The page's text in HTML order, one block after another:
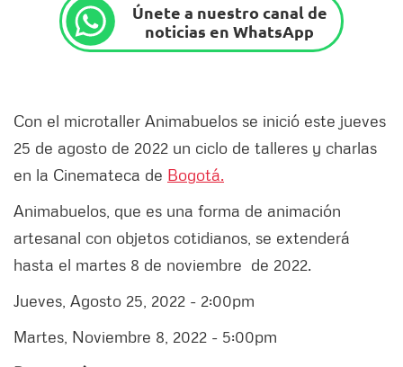
Únete a nuestro canal de
noticias en WhatsApp
Con el microtaller Animabuelos se inició este jueves
25 de agosto de 2022 un ciclo de talleres y charlas
en la Cinemateca de Bogotá.
Animabuelos, que es una forma de animación
artesanal con objetos cotidianos, se extenderá
hasta el martes 8 de noviembre de 2022.
Jueves, Agosto 25, 2022 - 2:00pm
Martes, Noviembre 8, 2022 - 5:00pm